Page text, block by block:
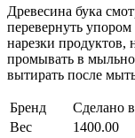
Древесина бука
перевернуть упором
нарезки продуктов,
промывать в
вытирать после
Бренд
Сделано
Вес
1400.00